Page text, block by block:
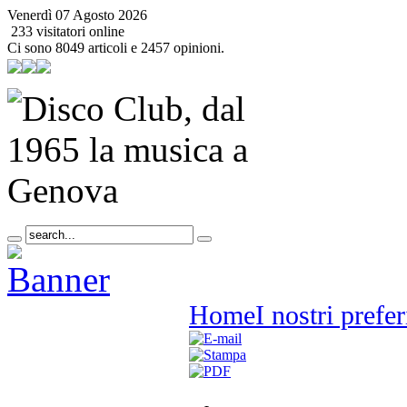
Venerdì 07 Agosto 2026
233 visitatori online
Ci sono 8049 articoli e 2457 opinioni.
HomeI nostri